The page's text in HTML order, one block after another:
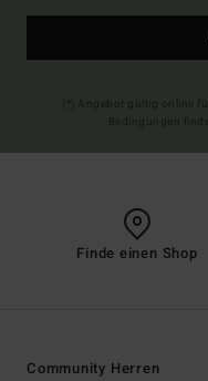
Finde einen Shop
Community Herren